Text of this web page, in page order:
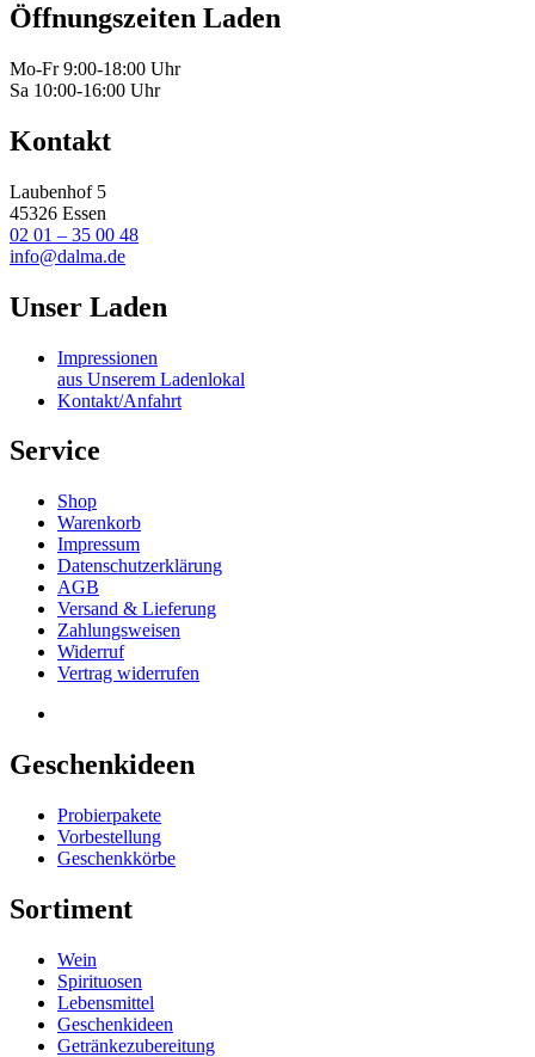
Öffnungszeiten Laden
Mo-Fr 9:00-18:00 Uhr
Sa 10:00-16:00 Uhr
Kontakt
Laubenhof 5
45326 Essen
02 01 – 35 00 48
info@dalma.de
Unser Laden
Impressionen
aus Unserem Ladenlokal
Kontakt/Anfahrt
Service
Shop
Warenkorb
Impressum
Datenschutzerklärung
AGB
Versand & Lieferung
Zahlungsweisen
Widerruf
Vertrag widerrufen
Geschenkideen
Probierpakete
Vorbestellung
Geschenkkörbe
Sortiment
Wein
Spirituosen
Lebensmittel
Geschenkideen
Getränkezubereitung